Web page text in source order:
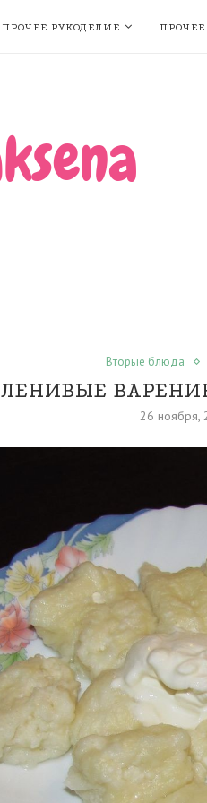
ПРОЧЕЕ РУКОДЕЛИЕ ПРОЧЕЕ
Вторые блюда
ЛЕНИВЫЕ
26 ноября,